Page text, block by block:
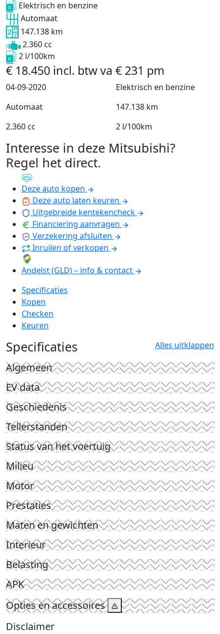
Elektrisch en benzine
Automaat
147.138 km
2.360 cc
2 l/100km
€ 18.450 incl. btwva € 231 pm
04-09-2020
Elektrisch en benzine
Automaat
147.138 km
2.360 cc
2 l/100km
Interesse in deze Mitsubishi?
Regel het direct.
Deze auto kopen
Deze auto laten keuren
Uitgebreide kentekencheck
Financiering aanvragen
Verzekering afsluiten
Inruilen of verkopen
Andelst (GLD) – info & contact
Specificaties
Kopen
Checken
Keuren
Specificaties Alles uitklappen
Algemeen
EV data
Geschiedenis
Tellerstanden
Status van het voertuig
Milieu
Motor
Prestaties
Maten en gewichten
Interieur
Belasting
APK
Opties en accessoires
Disclaimer